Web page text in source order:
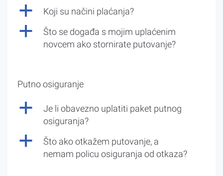
a Koji su načini plaćanja?
a
Što se događa s mojim uplaćenim
novcem ako stornirate putovanje?
Putno osiguranje
a
Je li obavezno uplatiti paket putnog
osiguranja?
a
Što ako otkažem putovanje, a
nemam policu osiguranja od otkaza?